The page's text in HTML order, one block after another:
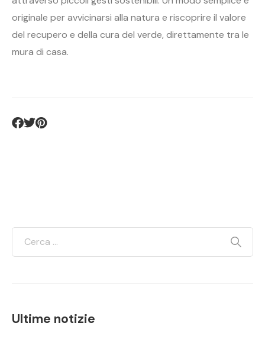
originale per avvicinarsi alla natura e riscoprire il valore
del recupero e della cura del verde, direttamente tra le
mura di casa.
Ultime notizie